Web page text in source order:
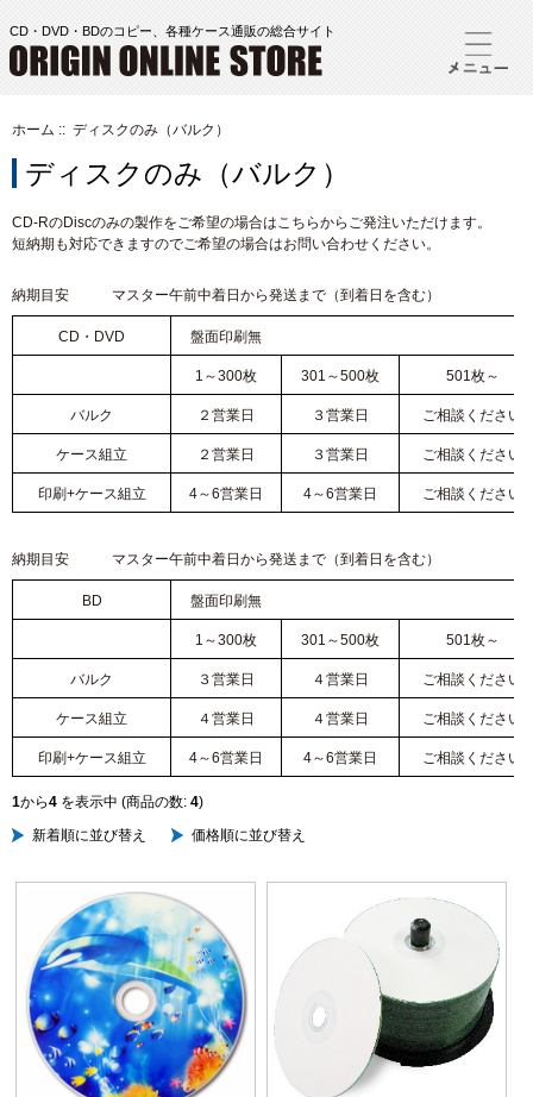
CD・DVD・BDのコピー、各種ケース通販の総合サイト
ホーム :: ディスクのみ（バルク）
ディスクのみ（バルク）
CD-RのDiscのみの製作をご希望の場合はこちらからご発注いただけます。
短納期も対応できますのでご希望の場合はお問い合わせください。
納期目安 マスター午前中着日から発送まで（到着日を含む）
CD・DVD 盤面印刷無
1～300枚 301～500枚 501枚～
バルク ２営業日 ３営業日 ご相談ください
ケース組立 ２営業日 ３営業日 ご相談ください
印刷+ケース組立 4～6営業日 4～6営業日 ご相談ください
納期目安 マスター午前中着日から発送まで（到着日を含む）
BD 盤面印刷無
1～300枚 301～500枚 501枚～
バルク ３営業日 ４営業日 ご相談ください
ケース組立 ４営業日 ４営業日 ご相談ください
印刷+ケース組立 4～6営業日 4～6営業日 ご相談ください
1から4 を表示中 (商品の数: 4)
新着順に並び替え
価格順に並び替え